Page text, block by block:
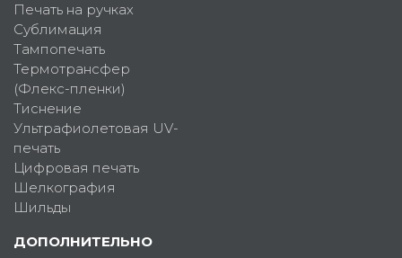
Печать на ручках
Сублимация
Тампопечать
Термотрансфер
(Флекс-пленки)
Тиснение
Ультрафиолетовая UV-
печать
Цифровая печать
Шелкография
Шильды
ДОПОЛНИТЕЛЬНО